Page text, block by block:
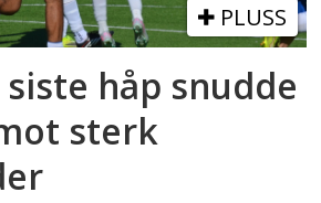
PLUSS
håp snudde
sterk